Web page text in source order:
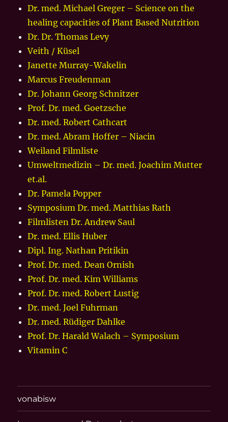
Dr. med. Michael Greger – Science on the
healing capacities of Plant Based Nutrition
Dr. Dr. Thomas Levy
Veith / Küsel
Janette Murray-Wakelin
Marcus Freudenman
Dr. Johann Georg Schnitzer
Prof. Dr. med. Goetzsche
Dr. med. Robert Cathcart
Dr. med. Abram Hoffer – Niacin
Weiland Filmliste
Umweltmedizin – Dr. med. Joachim Mutter
et.al.
Dr. Pamela Popper
Symposium Dr. med. Matthias Rath
Filmlisten Dr. Andrew Saul
Dr. med. Ellis Huber
Dipl. Ing. Nathan Pritikin
Prof. Dr. med. Dean Ornish
Prof. Dr. med. Kim Williams
Prof. Dr. med. Robert Lustig
Dr. med. Joel Fuhrman
Dr. med. Rüdiger Dahlke
Prof. Dr. Harald Walach – Symposium
Vitamin C
vonabisw